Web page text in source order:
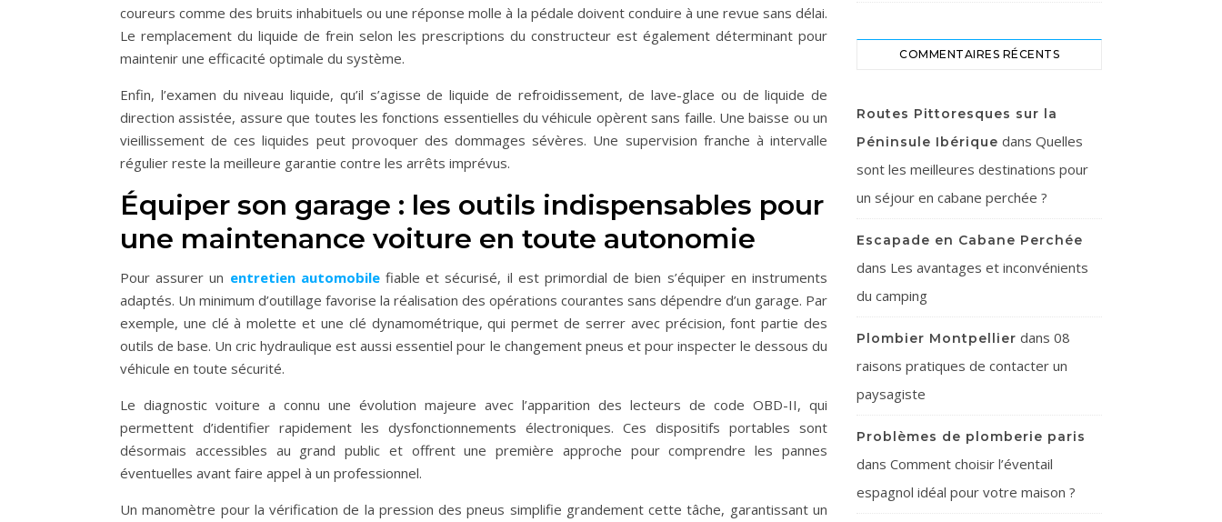
coureurs comme des bruits inhabituels ou une réponse molle à la pédale doivent conduire à une revue sans délai.
Le remplacement du liquide de frein selon les prescriptions du constructeur est également déterminant pour
maintenir une efficacité optimale du système.
Enfin, l’examen du niveau liquide, qu’il s’agisse de liquide de refroidissement, de lave-glace ou de liquide de
direction assistée, assure que toutes les fonctions essentielles du véhicule opèrent sans faille. Une baisse ou un
vieillissement de ces liquides peut provoquer des dommages sévères. Une supervision franche à intervalle
régulier reste la meilleure garantie contre les arrêts imprévus.
Équiper son garage : les outils indispensables pour
une maintenance voiture en toute autonomie
Pour assurer un entretien automobilefiable et sécurisé, il est primordial de bien s’équiper en instruments
adaptés. Un minimum d’outillage favorise la réalisation des opérations courantes sans dépendre d’un garage. Par
exemple, une clé à molette et une clé dynamométrique, qui permet de serrer avec précision, font partie des
outils de base. Un cric hydraulique est aussi essentiel pour le changement pneus et pour inspecter le dessous du
véhicule en toute sécurité.
Le diagnostic voiture a connu une évolution majeure avec l’apparition des lecteurs de code OBD-II, qui
permettent d’identifier rapidement les dysfonctionnements électroniques. Ces dispositifs portables sont
désormais accessibles au grand public et offrent une première approche pour comprendre les pannes
éventuelles avant faire appel à un professionnel.
Un manomètre pour la vérification de la pression des pneus simplifie grandement cette tâche, garantissant un
COMMENTAIRES RÉCENTS
Routes Pittoresques sur la
Péninsule Ibérique dans Quelles
sont les meilleures destinations pour
un séjour en cabane perchée ?
Escapade en Cabane Perchée
dans Les avantages et inconvénients
du camping
Plombier Montpellier dans 08
raisons pratiques de contacter un
paysagiste
Problèmes de plomberie paris
dans Comment choisir l’éventail
espagnol idéal pour votre maison ?